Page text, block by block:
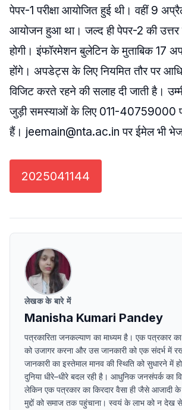
पेपर-1 परीक्षा आयोजित हुई थी। वहीं 9
आयोजन हुआ था। जल्द ही पेपर-2 की
होगी। इंफॉरमेशन बुलेटिन के मुताबिक 17
होंगे। अपडेट्स के लिए नियमित तौर पर
विजिट करते रहने की सलाह दी जाती है।
जुड़ी समस्याओं के लिए 011-40759000
हैं। jeemain@nta.ac.in पर ईमेल भी
2025041144
लेखक के बारे में
Manisha Kumari Pandey
पत्रकारिता जनकल्याण का माध्यम है। एक पत्रकार
को उजागर करना और उस जानकारी को एक संदर्भ में
जानकारी का इस्तेमाल मानव की स्थिति को सुधारने
दुनिया धीरे–धीरे बदल रही है। आधुनिक जनसंपर्क का
लेकिन एक पत्रकार का किरदार वैसा ही जैसे आजादी
मुद्दों को समाज तक पहुंचाना। स्वयं के लाभ को न देख